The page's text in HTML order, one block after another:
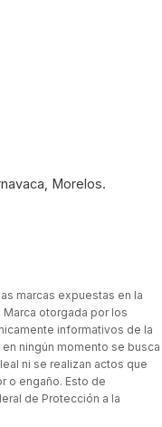
Morelos.
marcas expuestas en la
otorgada por los
informativos de la
ningún momento se busca
ni se realizan actos que
o engaño. Esto de
de Protección a la